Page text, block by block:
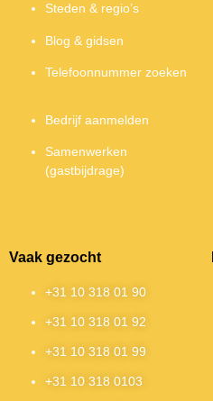
Steden & regio’s
Blog & gidsen
Telefoonnummer zoeken
Bedrijf aanmelden
Samenwerken
(gastbijdrage)
Vaak gezocht
+31 10 318 01 90
+31 10 318 01 92
+31 10 318 01 99
+31 10 318 0103